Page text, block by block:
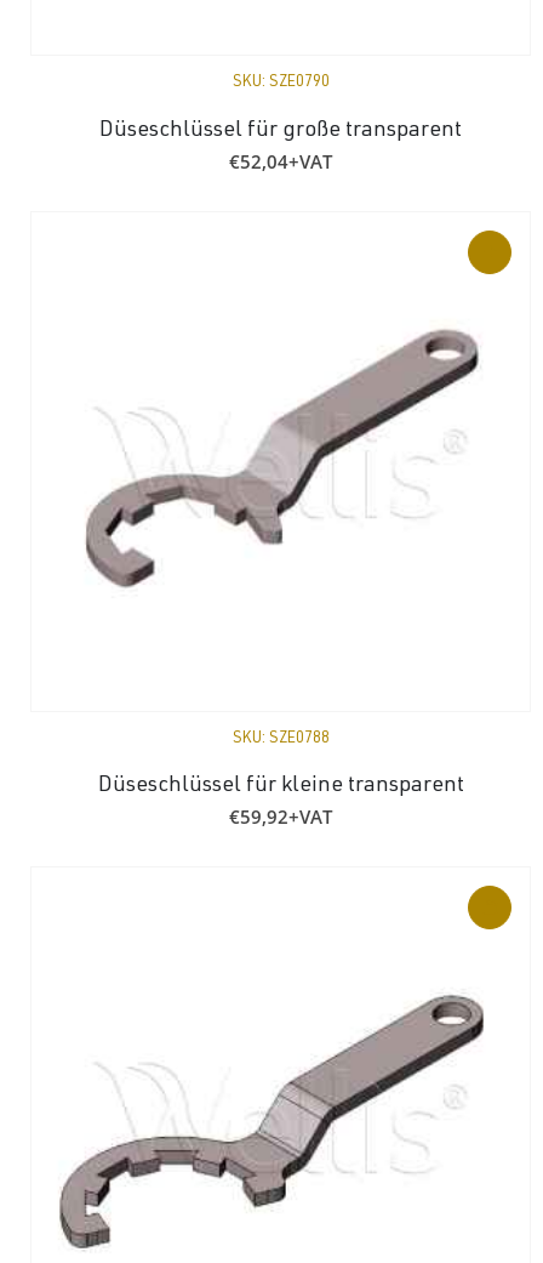
SKU: SZE0790
Düseschlüssel für große transparent
€52,04+VAT
SKU: SZE0788
Düseschlüssel für kleine transparent
€59,92+VAT